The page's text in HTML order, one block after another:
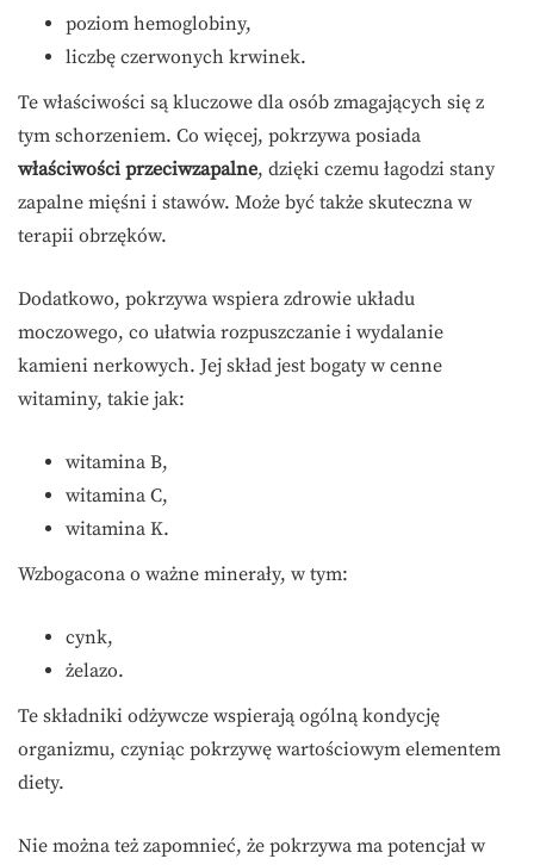
poziom hemoglobiny,
liczbę czerwonych krwinek.
Te właściwości są kluczowe dla osób zmagających się z
tym schorzeniem. Co więcej, pokrzywa posiada
właściwości przeciwzapalne, dzięki czemu łagodzi stany
zapalne mięśni i stawów. Może być także skuteczna w
terapii obrzęków.
Dodatkowo, pokrzywa wspiera zdrowie układu
moczowego, co ułatwia rozpuszczanie i wydalanie
kamieni nerkowych. Jej skład jest bogaty w cenne
witaminy, takie jak:
witamina B,
witamina C,
witamina K.
Wzbogacona o ważne minerały, w tym:
cynk,
żelazo.
Te składniki odżywcze wspierają ogólną kondycję
organizmu, czyniąc pokrzywę wartościowym elementem
diety.
Nie można też zapomnieć, że pokrzywa ma potencjał w